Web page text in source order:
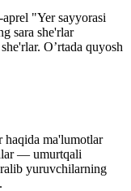
"Yer sayyorasi
sara she'rlar
O’rtada quyosh
haqida ma'lumotlar
— umurtqali
yuruvchilarning